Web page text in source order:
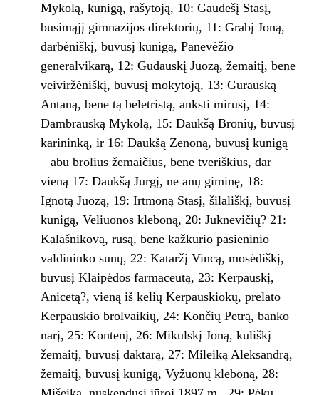
Mykolą, kunigą, rašytoją, 10: Gaudešį Stasį,
būsimąjį gimnazijos direktorių, 11: Grabį Joną,
darbėniškį, buvusį kunigą, Pane­vėžio
generalvikarą, 12: Gudauskį Juozą, že­maitį, bene
veiviržėniškį, buvusį mokytoją, 13: Gurauską
Antaną, bene tą beletristą, anksti mirusį, 14:
Dambrauską Mykolą, 15: Daukšą Bronių, buvusį
karininką, ir 16: Daukšą Zenoną, buvusį kunigą
– abu brolius žemaičius, bene tve­riškius, dar
vieną 17: Daukšą Jurgį, ne anų gi­minę, 18:
Ignotą Juozą, 19: Irtmoną Stasį, ši­lališkį, buvusį
kunigą, Veliuonos kleboną, 20: Juk­nevičių? 21:
Kalašnikovą, rusą, bene kažkurio pasieninio
valdininko sūnų, 22: Kataržį Vin­cą, mosėdiškį,
buvusį Klaipėdos farmaceutą, 23: Kerpauskį,
Anicetą?, vieną iš kelių Kerpauskiokų, prelato
Kerpauskio brolvaikių, 24: Končių Petrą, banko
narį, 25: Kontenį, 26: Mikulskį Joną, kuliškį
žemaitį, buvusį daktarą, 27: Mileiką Aleksandrą,
žemaitį, buvusį kunigą, Vy­žuonų kleboną, 28: